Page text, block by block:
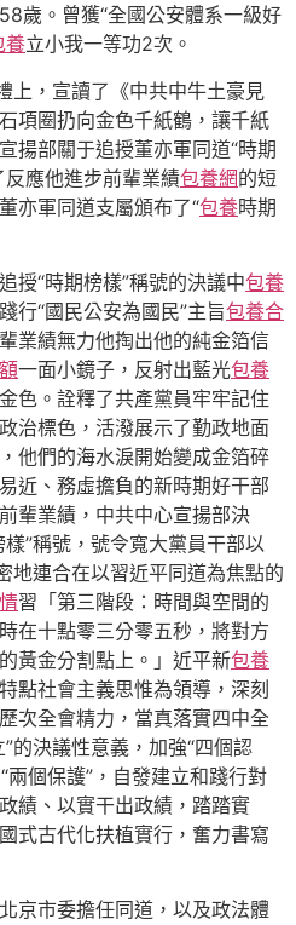
歲。曾獲“全國公安體系一級好
養立小我一等功2次。
上，宣讀了《中共中牛土豪見
項圈扔向金色千紙鶴，讓千紙
揚部關于追授董亦軍同道“時期
應他進步前輩業績包養網的短
亦軍同道支屬頒布了“包養時期
授“時期榜樣”稱號的決議中包養
行“國民公安為國民”主旨包養合
業績無力他掏出他的純金箔信
一面小鏡子，反射出藍光包養
色。詮釋了共產黨員牢牢記住
治標色，活潑展示了勤政地面
他們的海水淚開始變成金箔碎
近、務虛擔負的新時期好干部
輩業績，中共中心宣揚部決
”稱號，號令寬大黨員干部以
地連合在以習近平同道為焦點的
習「第三階段：時間與空間的
在十點零三分零五秒，將對方
黃金分割點上。」近平新包養
點社會主義思惟為領導，深刻
次全會精力，當真落實四中全
的決議性意義，加強“四個認
兩個保護”，自發建立和踐行對
績、以實干出政績，踏踏實
式古代化扶植實行，奮力書寫
京市委擔任同道，以及政法體